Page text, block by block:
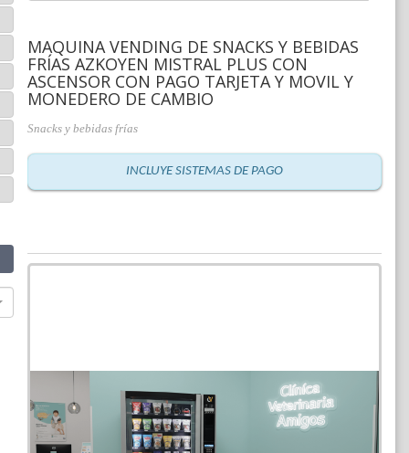
MAQUINA VENDING DE SNACKS Y BEBIDAS
FRÍAS AZKOYEN MISTRAL PLUS CON
ASCENSOR CON PAGO TARJETA Y MOVIL Y
MONEDERO DE CAMBIO
Snacks y bebidas frías
INCLUYE SISTEMAS DE PAGO